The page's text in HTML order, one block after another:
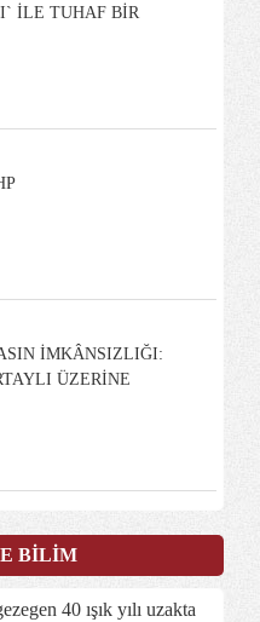
İLE TUHAF BİR
İMKÂNSIZLIĞI:
ÜZERİNE
BİLİM
40 ışık yılı uzakta